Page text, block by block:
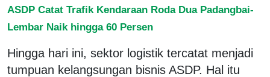
ASDP Catat Trafik Kendaraan Roda Dua Padangbai-
Lembar Naik hingga 60 Persen
Hingga hari ini, sektor logistik tercatat menjadi
tumpuan kelangsungan bisnis ASDP. Hal itu